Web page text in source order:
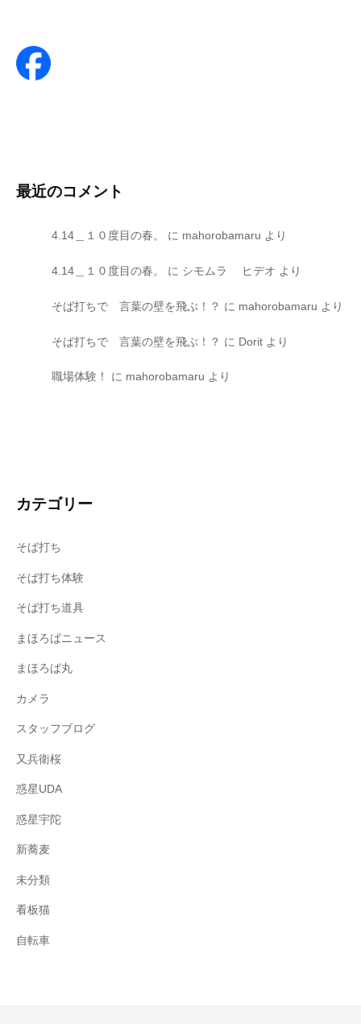
最近のコメント
4.14＿１０度目の春。 に mahorobamaru より
4.14＿１０度目の春。 に シモムラ ヒデオ より
そば打ちで 言葉の壁を飛ぶ！？ に mahorobamaru より
そば打ちで 言葉の壁を飛ぶ！？ に Doritより
職場体験！ に mahorobamaru より
カテゴリー
そば打ち
そば打ち体験
そば打ち道具
まほろばニュース
まほろば丸
カメラ
スタッフブログ
又兵衛桜
惑星UDA
惑星宇陀
新蕎麦
未分類
看板猫
自転車